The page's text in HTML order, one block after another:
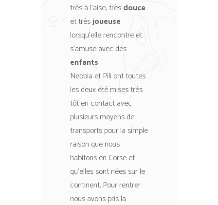
très à l’aise, trèsdouce
et trèsjoueuse
lorsqu’elle rencontre et
s’amuse avec des
enfants.
Nebbia et Pili ont toutes
les deux été mises très
tôt en contact avec
plusieurs moyens de
transports pour la simple
raison que nous
habitons en Corse et
qu’elles sont nées sur le
continent. Pour rentrer
nous avons pris la